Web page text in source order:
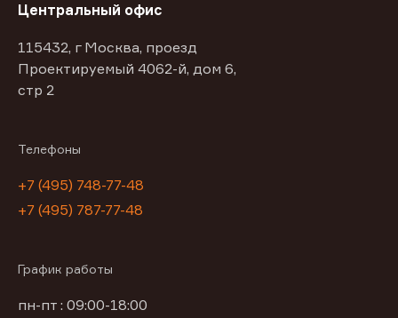
Центральный офис
115432, г Москва, проезд
Проектируемый 4062-й, дом 6,
стр 2
Телефоны
+7 (495) 748-77-48
+7 (495) 787-77-48
График работы
пн-пт : 09:00-18:00